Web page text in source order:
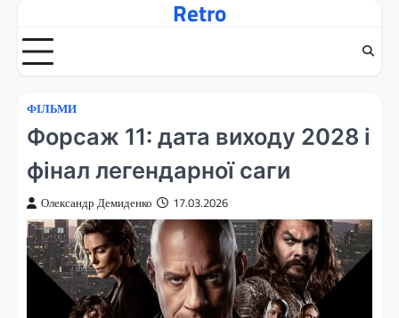
вмісту
Retro
ФІЛЬМИ
Форсаж 11: дата виходу 2028 і
фінал легендарної саги
Олександр Демиденко 17.03.2026